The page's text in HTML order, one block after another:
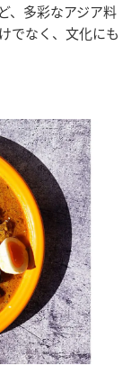
、多彩なアジア料
でなく、文化にも